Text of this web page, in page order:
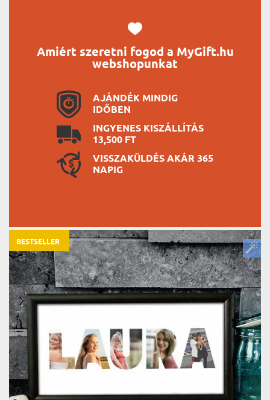
Amiért szeretni fogod a MyGift.hu
webshopunkat
AJÁNDÉK MINDIG
IDŐBEN
INGYENES KISZÁLLÍTÁS
13,500 FT
VISSZAKÜLDÉS AKÁR 365
NAPIG
BESTSELLER